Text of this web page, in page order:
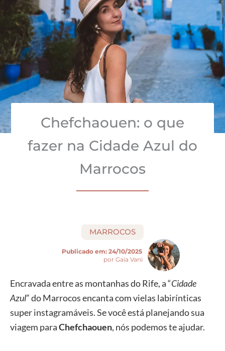
Chefchaouen: o que
fazer na Cidade Azul do
Marrocos
MARROCOS
Publicado em: 24/10/2025
por Gaia Vani
Encravada entre as montanhas do Rife, a “Cidade
Azul” do Marrocos encanta com vielas labirínticas
super instagramáveis. Se você está planejando sua
viagem paraChefchaouen, nós podemos te ajudar.